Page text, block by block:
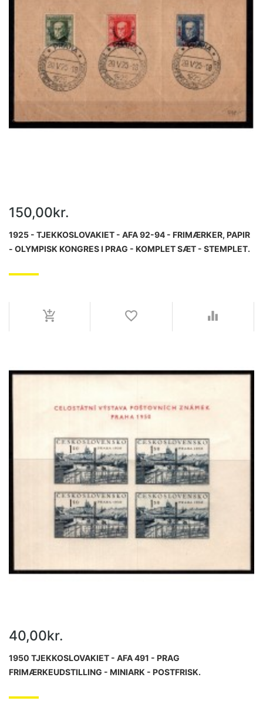
150,00kr.
1925 - TJEKKOSLOVAKIET - AFA 92-94 - FRIMÆRKER, PAPIR
- OLYMPISK KONGRES I PRAG - KOMPLET SÆT - STEMPLET.
40,00kr.
1950 TJEKKOSLOVAKIET - AFA 491 - PRAG
FRIMÆRKEUDSTILLING - MINIARK - POSTFRISK.